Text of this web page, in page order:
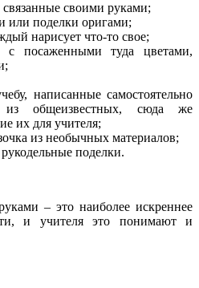
своими руками;
или поделки оригами;
нарисует что-то свое;
с посаженными туда цветами,
написанные самостоятельно
из общеизвестных, сюда же
их для учителя;
из необычных материалов;
поделки.
– это наиболее искреннее
и учителя это понимают и